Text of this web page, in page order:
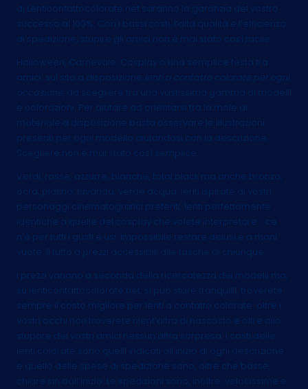
di Lenticontattocolorate.net saranno la garanzia del vostro
successo al 100%. Con i bassi costi, l’alta qualità e l’efficienza
di spedizione, stupire gli amici non è mai stato così facile.
Halloween, Carnevale, Cosplay o una semplice festa tra
amici: sul sito a disposizione
, da scegliere tra una vastissima gamma di modelli
e colorazioni. Per aiutare ad orientarsi tra la mole di
materiale a disposizione basta osservare le illustrazioni
presenti per ogni modello aiutandosi con la descrizione.
Scegliere non è mai stato così semplice.
Verdi, rosse, azzurre, bianche, total black ma anche bronzo,
ocra, platino, lavanda, verde acqua, lenti ispirate ai vostri
personaggi cinematografici preferiti, lenti perfettamente
identiche a quelle del cosplay che volete interpretare… ce
n’è per tutti i gusti e usi. Impossibile restare delusi e a mani
vuote. Il tutto a prezzi accessibili alle tasche di chiunque.
I prezzi variano a seconda della ricercatezza dei modelli ma,
su lenticontattocolorate.net, si può stare tranquilli, troverete
sempre il costo migliore per lenti a contatto colorate: oltre i
vostri occhi non troverete nient’altro di nascosto e oltre allo
stupore dei vostri amici nessun’altra sorpresa. I costi delle
lenti colorate sono quelli indicati all’inizio di ogni descrizione
e quello delle spese di spedizione sono, oltre che basse,
chiare sin dall’inizio. Le spedizioni sono, inoltre, velocissime e